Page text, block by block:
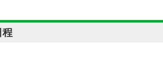
程